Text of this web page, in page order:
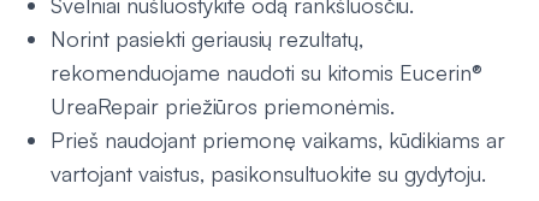
Norint pasiekti geriausių rezultatų,
rekomenduojame naudoti su kitomis Eucerin®
UreaRepair priežiūros priemonėmis.
Prieš naudojant priemonę vaikams, kūdikiams ar
vartojant vaistus, pasikonsultuokite su gydytoju.